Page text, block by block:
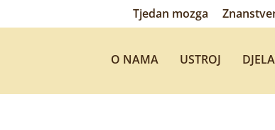
Tjedan mozga
O NAMA USTROJ